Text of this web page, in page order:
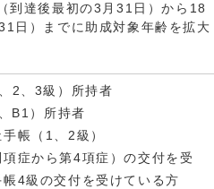
到達後最初の3月31日）から18
日）までに助成対象年齢を拡大
2、3級）所持者
B1）所持者
帳（1、2級）
項症から第4項症）の交付を受
4級の交付を受けている方